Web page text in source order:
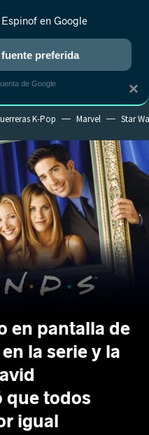
ANIME RANKINGS CINE
K-Pop Marvel Star
en pantalla de
la serie y la
que todos
igual
×
en Google
preferida
de Google